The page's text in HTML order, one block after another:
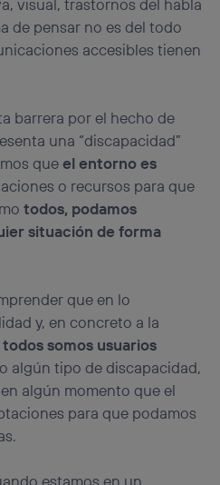
de pensar no es del todo
accesibles tienen
barrera por el hecho de
una “discapacidad”
queelentorno es
o recursos para que
todos, podamos
situación de forma
que en lo
y, en concreto a la
todos somos usuarios
algún tipo de discapacidad,
algún momento que el
para que podamos
estamos en un
y control.
cifrado creado por tu
tu dirección IP y otra
cliente de
a la conexión que utilizas
a la conexión de internet, por
conecte su dispositivo y
recibirá el mismo
de banda ancha
(p. ej., Wi-Fi),
en función de las
de los miembros del hogar
únicamente en la
móvil.
Utiq seleccionando
inferior de esta página web o
de Utiq
información, consulta
Utiq